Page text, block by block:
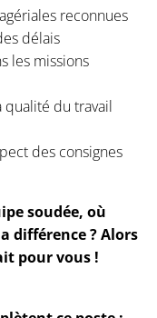
reconnues
délais
les missions
qualité du travail
des consignes
soudée, où
différence ? Alors
pour vous !